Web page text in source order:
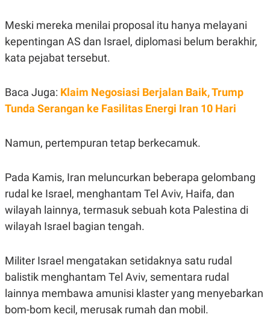
Meski mereka menilai proposal itu hanya melayani
kepentingan AS dan Israel, diplomasi belum berakhir,
kata pejabat tersebut.
Baca Juga: Klaim Negosiasi Berjalan Baik, Trump
Tunda Serangan ke Fasilitas Energi Iran 10 Hari
Namun, pertempuran tetap berkecamuk.
Pada Kamis, Iran meluncurkan beberapa gelombang
rudal ke Israel, menghantam Tel Aviv, Haifa, dan
wilayah lainnya, termasuk sebuah kota Palestina di
wilayah Israel bagian tengah.
Militer Israel mengatakan setidaknya satu rudal
balistik menghantam Tel Aviv, sementara rudal
lainnya membawa amunisi klaster yang menyebarkan
bom-bom kecil, merusak rumah dan mobil.